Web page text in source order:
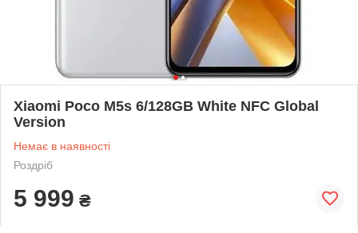
Xiaomi Poco M5s 6/128GB White NFC Global
Version
Немає в наявності
Роздріб
5 999 ₴